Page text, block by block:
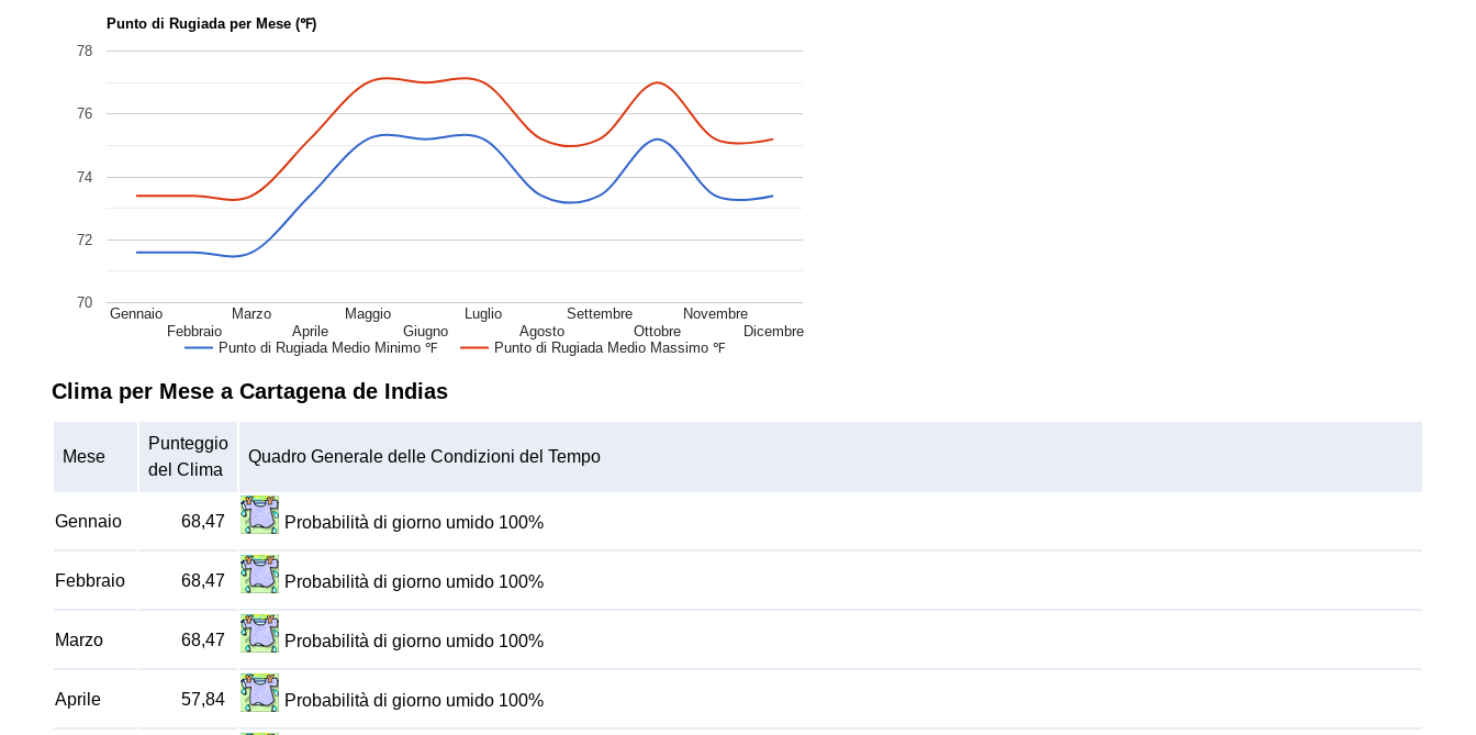
Punto di Rugiada per Mese (℉)
Punto di Rugiada Medio Minimo ℉ Punto di Rugiada Medio Massimo ℉
Gennaio
Febbraio
Marzo
Aprile
Maggio
Giugno
Luglio
Agosto
Settembre
Ottobre
Novembre
Dicembre
70
72
74
76
78
Clima per Mese a Cartagena de Indias
Mese
Punteggio
del Clima
Quadro Generale delle Condizioni del Tempo
Gennaio 68,47 Probabilità di giorno umido 100%
Febbraio 68,47 Probabilità di giorno umido 100%
Marzo 68,47 Probabilità di giorno umido 100%
Aprile 57,84 Probabilità di giorno umido 100%